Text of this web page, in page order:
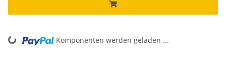
Loading... Komponenten werden geladen ...